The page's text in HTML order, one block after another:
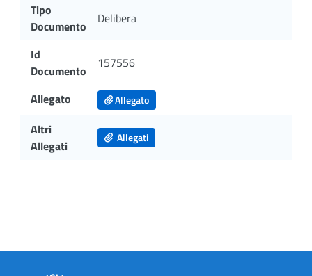
Tipo
Documento
Delibera
Id
Documento
157556
Allegato Allegato
Altri
Allegati
Allegati